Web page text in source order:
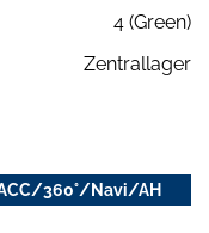
4 (Green)
Zentrallager
360°/Navi/AH